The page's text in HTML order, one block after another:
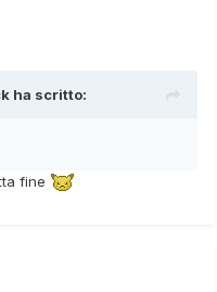
ha scritto:
fine